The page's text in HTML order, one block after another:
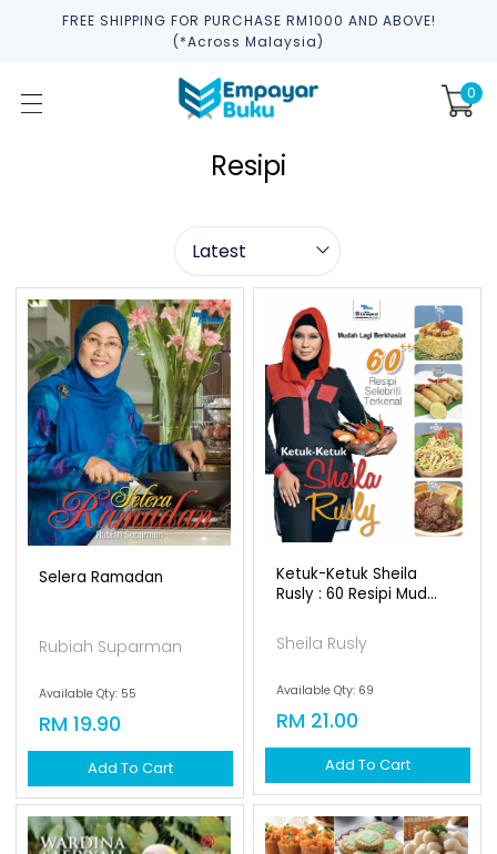
FREE SHIPPING FOR PURCHASE RM1000 AND ABOVE!
(*across Malaysia)
0
Resipi
Selera Ramadan
Rubiah Suparman
Available Qty: 55
RM 19.90
Add To Cart
Ketuk-Ketuk Sheila
Rusly : 60 Resipi Mud...
Sheila Rusly
Available Qty: 69
RM 21.00
Add To Cart